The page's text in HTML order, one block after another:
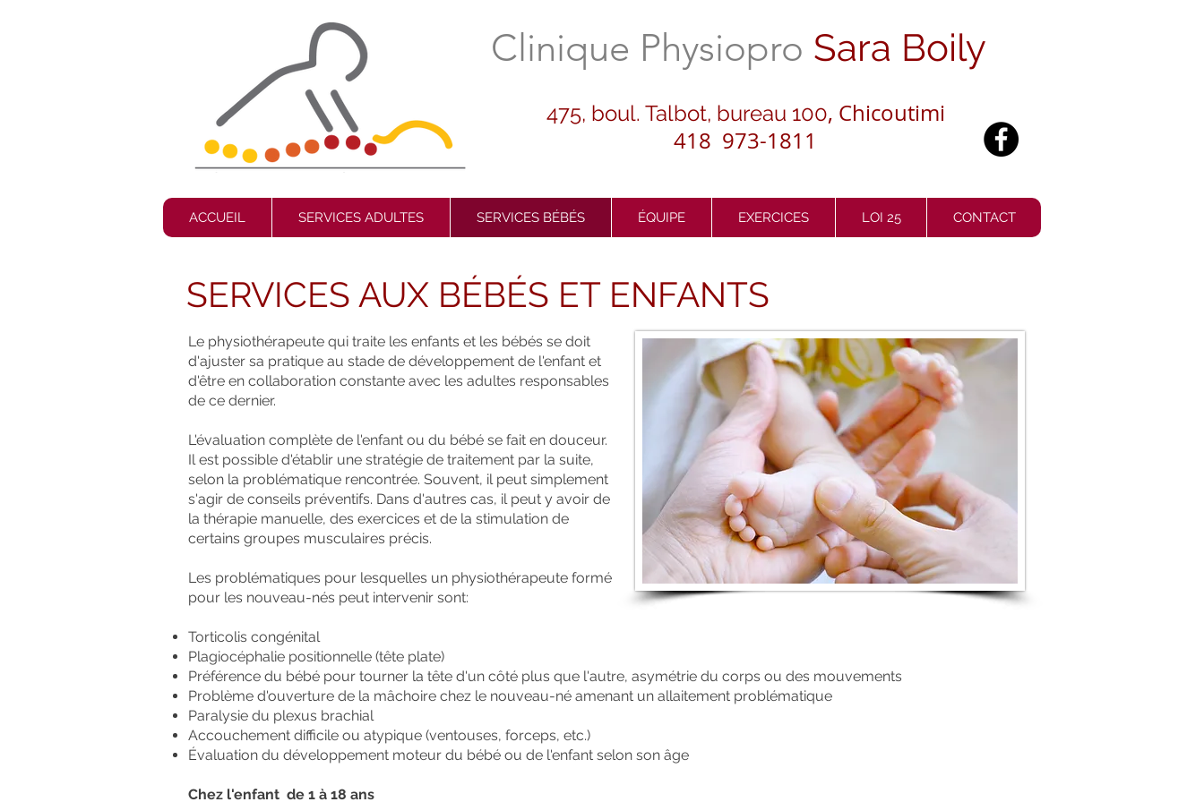
Clinique Physiopro Sara Boily
475, boul. Talbot, bureau 100, Chicoutimi
418 973-1811
ACCUEIL SERVICES ADULTES SERVICES BÉBÉS ÉQUIPE EXERCICES LOI 25 CONTACT
SERVICES AUX BÉBÉS ET ENFANTS
Le physiothérapeute qui traite les enfants et les bébés se doit
d'ajuster sa pratique au stade de développement de l'enfant et
d'être en collaboration constante avec les adultes responsables
de ce dernier.
L'évaluation complète de l'enfant ou du bébé se fait en douceur.
Il est possible d'établir une stratégie de traitement par la suite,
selon la problématique rencontrée. Souvent, il peut simplement
s'agir de conseils préventifs. Dans d'autres cas, il peut y avoir de
la thérapie manuelle, des exercices et de la stimulation de
certains groupes musculaires précis.
Les problématiques pour lesquelles un physiothérapeute formé
pour les nouveau-nés peut intervenir sont:
Torticolis congénital
Plagiocéphalie positionnelle (tête plate)
Préférence du bébé pour tourner la tête d'un côté plus que l'autre, asymétrie du corps ou des mouvements
Problème d'ouverture de la mâchoire chez le nouveau-né amenant un allaitement problématique
Paralysie du plexus brachial
Accouchement difficile ou atypique (ventouses, forceps, etc.)
Évaluation du développement moteur du bébé ou de l'enfant selon son âge
Chez l'enfant de 1 à 18 ans